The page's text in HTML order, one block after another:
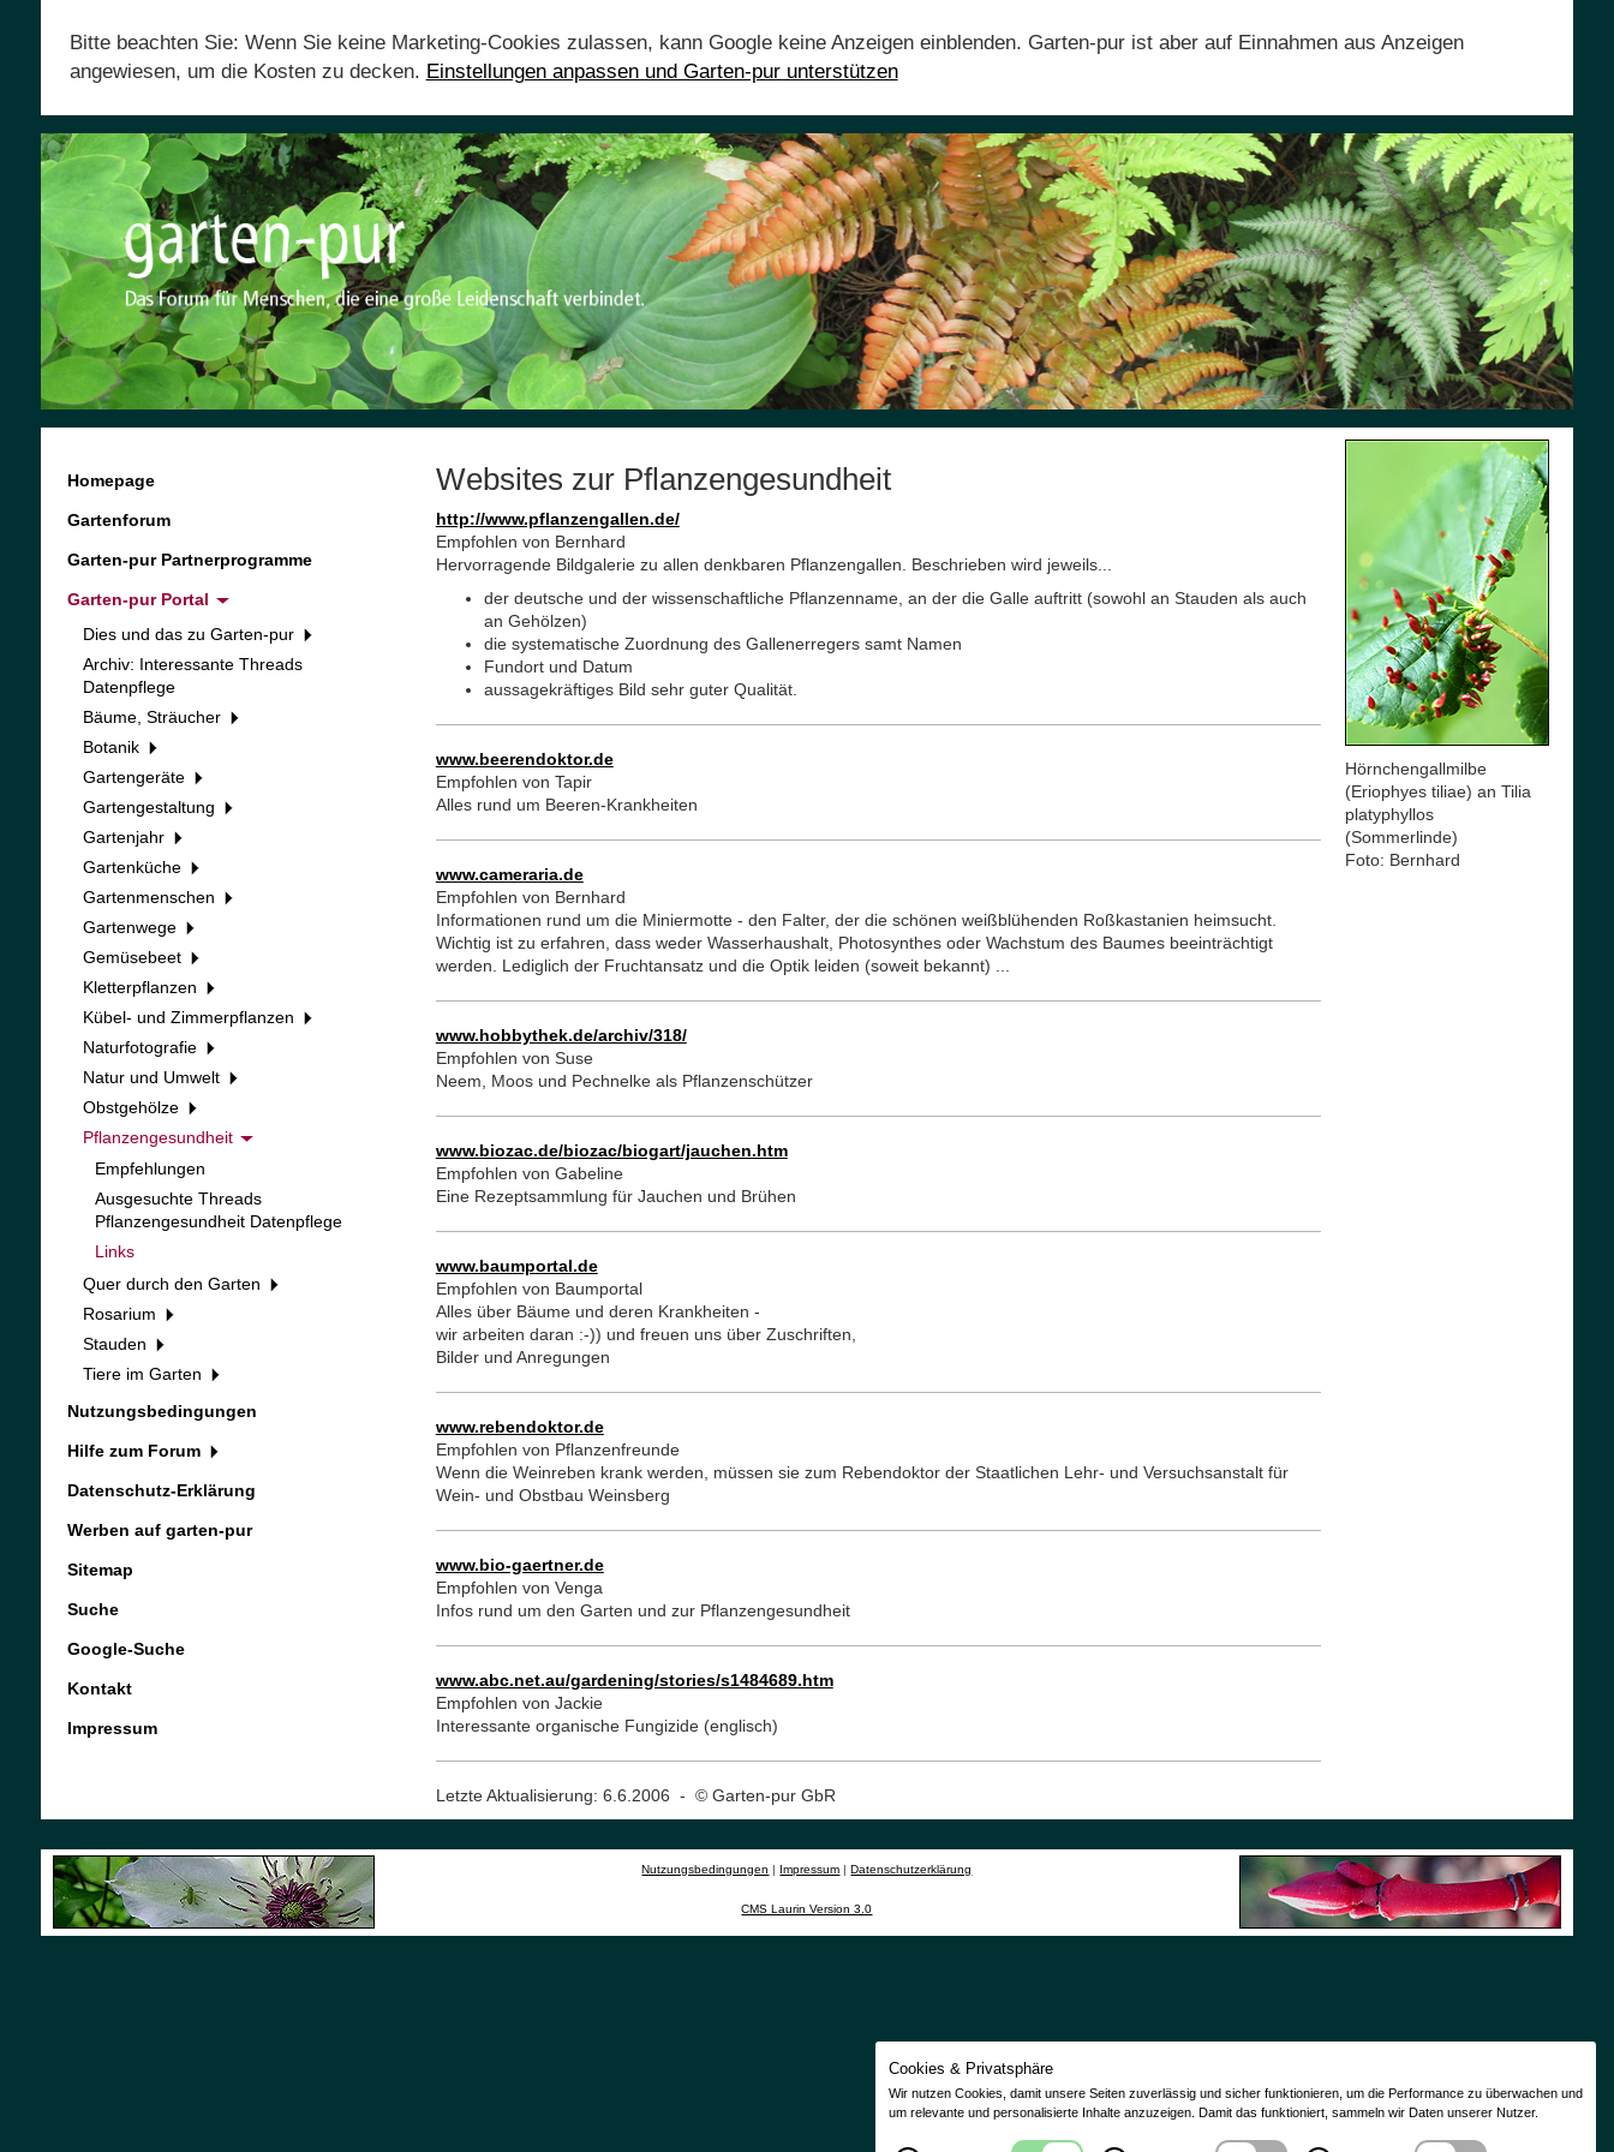
Bitte beachten Sie: Wenn Sie keine Marketing-Cookies zulassen, kann Google keine Anzeigen einblenden. Garten-pur ist aber auf Einnahmen aus Anzeigen
angewiesen, um die Kosten zu decken. Einstellungen anpassen und Garten-pur unterstützen
Homepage
Gartenforum
Garten-pur Partnerprogramme
Garten-pur Portal
Dies und das zu Garten-pur
Archiv: Interessante Threads
Datenpflege
Bäume, Sträucher
Botanik
Gartengeräte
Gartengestaltung
Gartenjahr
Gartenküche
Gartenmenschen
Gartenwege
Gemüsebeet
Kletterpflanzen
Kübel- und Zimmerpflanzen
Naturfotografie
Natur und Umwelt
Obstgehölze
Pflanzengesundheit
Empfehlungen
Ausgesuchte Threads
Pflanzengesundheit Datenpflege
Links
Quer durch den Garten
Rosarium
Stauden
Tiere im Garten
Nutzungsbedingungen
Hilfe zum Forum
Datenschutz-Erklärung
Werben auf garten-pur
Sitemap
Suche
Google-Suche
Kontakt
Impressum
Websites zur Pflanzengesundheit
http://www.pflanzengallen.de/
Empfohlen von Bernhard
Hervorragende Bildgalerie zu allen denkbaren Pflanzengallen. Beschrieben wird jeweils...
der deutsche und der wissenschaftliche Pflanzenname, an der die Galle auftritt (sowohl an Stauden als auch
an Gehölzen)
die systematische Zuordnung des Gallenerregers samt Namen
Fundort und Datum
aussagekräftiges Bild sehr guter Qualität.
www.beerendoktor.de
Empfohlen von Tapir
Alles rund um Beeren-Krankheiten
www.cameraria.de
Empfohlen von Bernhard
Informationen rund um die Miniermotte - den Falter, der die schönen weißblühenden Roßkastanien heimsucht.
Wichtig ist zu erfahren, dass weder Wasserhaushalt, Photosynthes oder Wachstum des Baumes beeinträchtigt
werden. Lediglich der Fruchtansatz und die Optik leiden (soweit bekannt) ...
www.hobbythek.de/archiv/318/
Empfohlen von Suse
Neem, Moos und Pechnelke als Pflanzenschützer
www.biozac.de/biozac/biogart/jauchen.htm
Empfohlen von Gabeline
Eine Rezeptsammlung für Jauchen und Brühen
www.baumportal.de
Empfohlen von Baumportal
Alles über Bäume und deren Krankheiten -
wir arbeiten daran :-)) und freuen uns über Zuschriften,
Bilder und Anregungen
www.rebendoktor.de
Empfohlen von Pflanzenfreunde
Wenn die Weinreben krank werden, müssen sie zum Rebendoktor der Staatlichen Lehr- und Versuchsanstalt für
Wein- und Obstbau Weinsberg
www.bio-gaertner.de
Empfohlen von Venga
Infos rund um den Garten und zur Pflanzengesundheit
www.abc.net.au/gardening/stories/s1484689.htm
Empfohlen von Jackie
Interessante organische Fungizide (englisch)
Letzte Aktualisierung: 6.6.2006 - © Garten-pur GbR
Hörnchengallmilbe
(Eriophyes tiliae) an Tilia
platyphyllos
(Sommerlinde)
Foto: Bernhard
Nutzungsbedingungen | Impressum |Datenschutzerklärung
CMS Laurin Version 3.0
Cookies & Privatsphäre
Wir nutzen Cookies, damit unsere Seiten zuverlässig und sicher funktionieren, um die Performance zu überwachen und
um relevante und personalisierte Inhalte anzuzeigen. Damit das funktioniert, sammeln wir Daten unserer Nutzer.